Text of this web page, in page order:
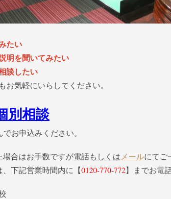
たい
明を聞いてみたい
談したい
気軽にいらしてください。
別相談
お申込みください。
合はお手数ですが電話もしくは メールにてご
下記営業時間内に【0120-770-772】までお電